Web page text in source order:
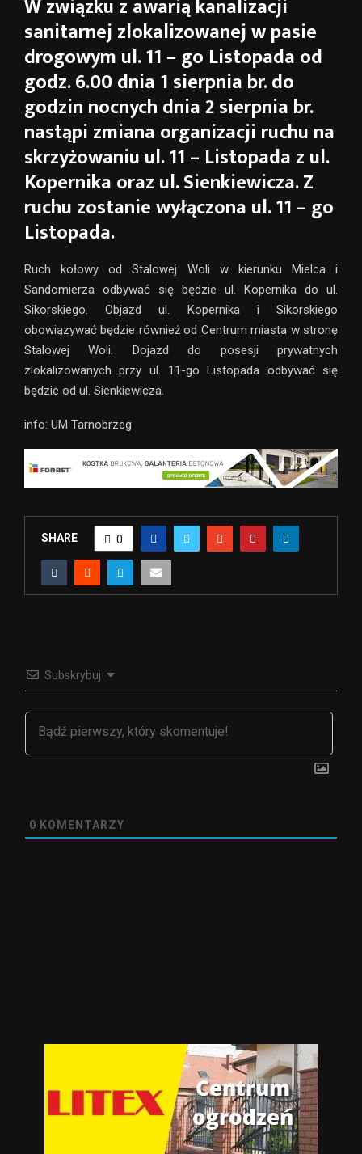
W związku z awarią kanalizacji
sanitarnej zlokalizowanej w pasie
drogowym ul. 11 – go Listopada od
godz. 6.00 dnia 1 sierpnia br. do
godzin nocnych dnia 2 sierpnia br.
nastąpi zmiana organizacji ruchu na
skrzyżowaniu ul. 11 – Listopada z ul.
Kopernika oraz ul. Sienkiewicza. Z
ruchu zostanie wyłączona ul. 11 – go
Listopada.
Ruch kołowy od Stalowej Woli w kierunku Mielca i
Sandomierza odbywać się będzie ul. Kopernika do ul.
Sikorskiego. Objazd ul. Kopernika i Sikorskiego
obowiązywać będzie również od Centrum miasta w stronę
Stalowej Woli. Dojazd do posesji prywatnych
zlokalizowanych przy ul. 11-go Listopada odbywać się
będzie od ul. Sienkiewicza.
info: UM Tarnobrzeg
SHARE 0
Subskrybuj
0 KOMENTARZY